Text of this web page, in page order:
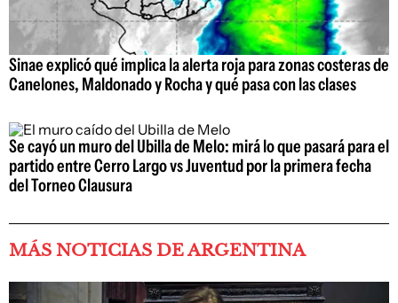
Sinae explicó qué implica la alerta roja para zonas costeras de
Canelones, Maldonado y Rocha y qué pasa con las clases
Se cayó un muro del Ubilla de Melo: mirá lo que pasará para el
partido entre Cerro Largo vs Juventud por la primera fecha
del Torneo Clausura
MÁS NOTICIAS DE ARGENTINA